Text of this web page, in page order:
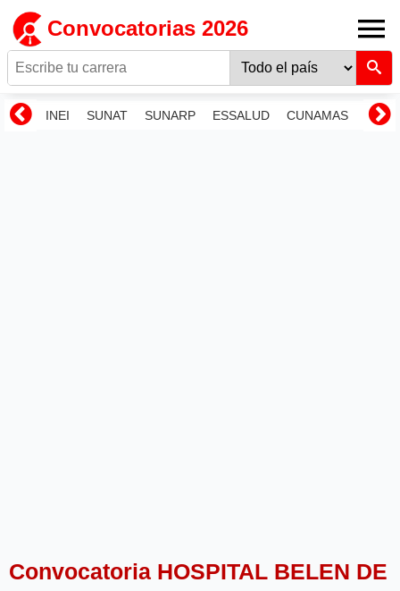
Convocatorias 2026
INEI SUNAT SUNARP ESSALUD CUNAMAS
Convocatoria HOSPITAL BELEN DE